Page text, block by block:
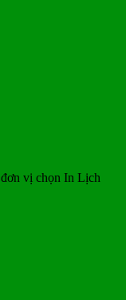
vị chọn In Lịch